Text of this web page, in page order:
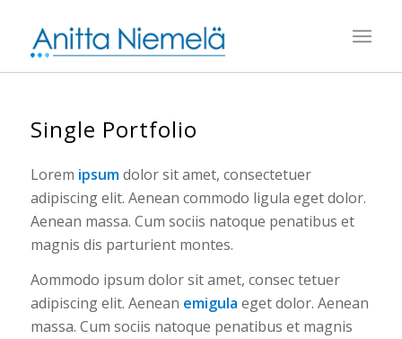
Single Portfolio
Lorem ipsumdolor sit amet, consectetuer
adipiscing elit. Aenean commodo ligula eget dolor.
Aenean massa. Cum sociis natoque penatibus et
magnis dis parturient montes.
Aommodo ipsum dolor sit amet, consec tetuer
adipiscing elit. Aenean emigula eget dolor. Aenean
massa. Cum sociis natoque penatibus et magnis